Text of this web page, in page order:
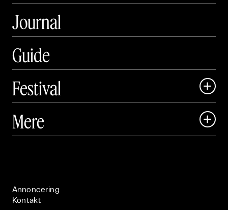
Journal
Guide
Festival

 Art Matter Festival
Mere 
Annoncering
Kontakt